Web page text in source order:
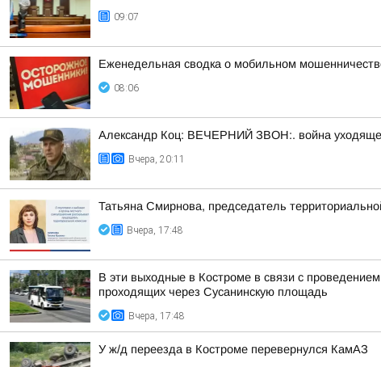
09:07
Еженедельная сводка о мобильном
08:06
Александр Коц: ВЕЧЕРНИЙ ЗВОН:. война
Вчера, 20:11
Татьяна Смирнова, председатель
Вчера, 17:48
В эти выходные в Костроме в связи с
проходящих через Сусанинскую площадь
Вчера, 17:48
У ж/д переезда в Костроме перевернулся КамАЗ